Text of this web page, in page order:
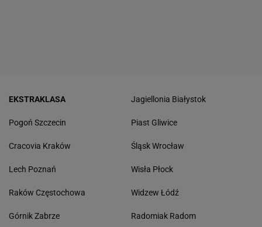
EKSTRAKLASA
Pogoń Szczecin
Cracovia Kraków
Lech Poznań
Raków Częstochowa
Górnik Zabrze
Jagiellonia Białystok
Piast Gliwice
Śląsk Wrocław
Wisła Płock
Widzew Łódź
Radomiak Radom